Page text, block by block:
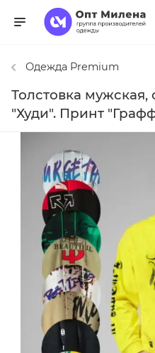
Одежда Premium
Толстовка
"Худи". Принт